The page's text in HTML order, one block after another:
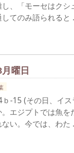
、「モーセはク
てのみ語られると
曜日
(その日、イス
エジプトでは魚
い。今では、わた